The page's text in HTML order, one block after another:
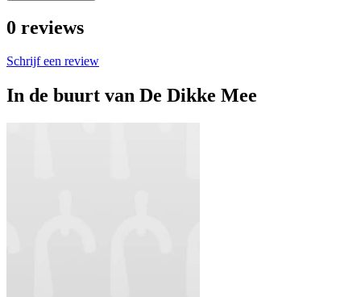
0 reviews
Schrijf een review
In de buurt van De Dikke Mee